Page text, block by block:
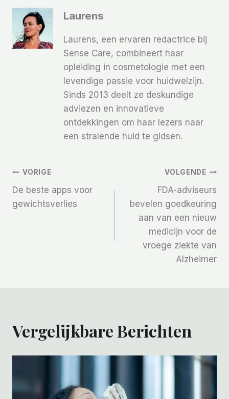
Laurens
Laurens, een ervaren redactrice bij
Sense Care, combineert haar
opleiding in cosmetologie met een
levendige passie voor huidwelzijn.
Sinds 2013 deelt ze deskundige
adviezen en innovatieve
ontdekkingen om haar lezers naar
een stralende huid te gidsen.
Bericht
Navigatie
VORIGE
De beste apps voor
gewichtsverlies
VOLGENDE
FDA-adviseurs
bevelen goedkeuring
aan van een nieuw
medicijn voor de
vroege ziekte van
Alzheimer
Vergelijkbare Berichten